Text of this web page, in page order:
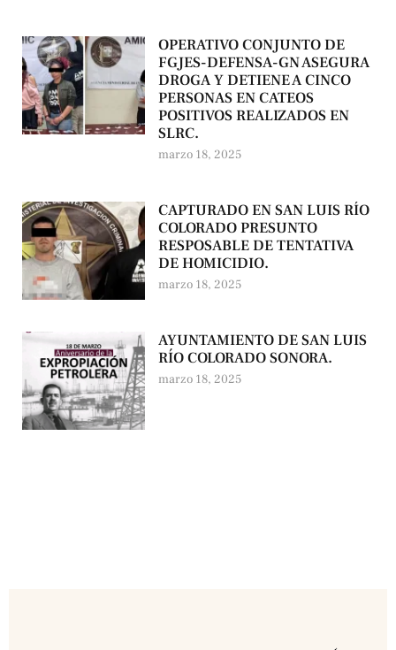
OPERATIVO CONJUNTO DE
FGJES-DEFENSA-GN ASEGURA
DROGA Y DETIENE A CINCO
PERSONAS EN CATEOS
POSITIVOS REALIZADOS EN
SLRC.
marzo 18, 2025
CAPTURADO EN SAN LUIS RÍO
COLORADO PRESUNTO
RESPOSABLE DE TENTATIVA
DE HOMICIDIO.
marzo 18, 2025
AYUNTAMIENTO DE SAN LUIS
RÍO COLORADO SONORA.
marzo 18, 2025